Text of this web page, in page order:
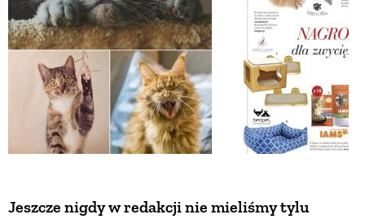
Jeszcze nigdy w redakcji nie mieliśmy tylu
RZEMIOSŁO
ZWYCZAJE
ZRÓB TO SAM